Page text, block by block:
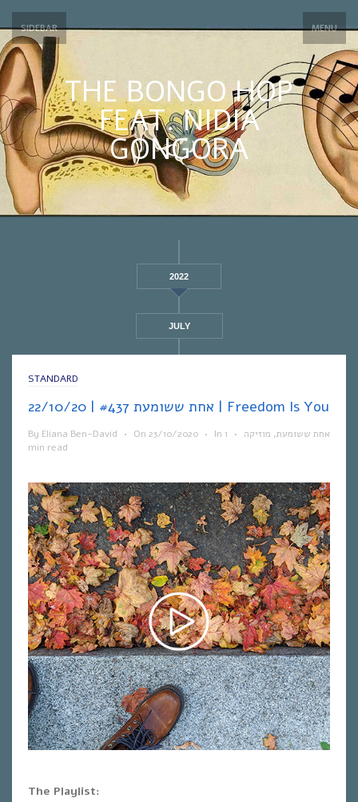
SIDEBAR MENU
THE BONGO HOP
FEAT. NIDIA
GONGORA
2022
JULY
STANDARD
אחת ששומעת #437 | 22/10/20 | Freedom Is You
By Eliana Ben-David • On 23/10/2020 • In אחת ששומעת, מוזיקה •
1
min read
The Playlist: